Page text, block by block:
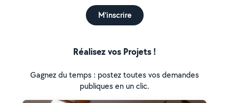
M'inscrire
Réalisez vos Projets !
Gagnez du temps : postez toutes vos demandes
publiques en un clic.